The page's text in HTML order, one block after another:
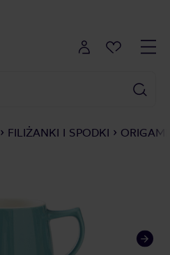
FILIŻANKI I SPODKI